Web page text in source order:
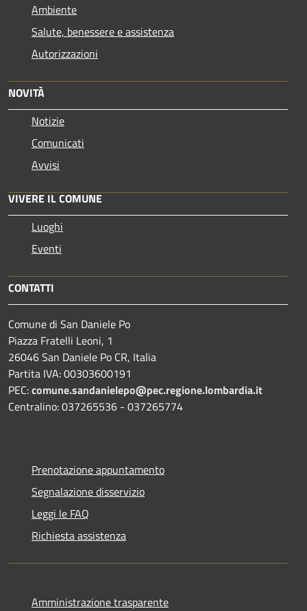
Ambiente
Salute, benessere e assistenza
Autorizzazioni
NOVITÀ
Notizie
Comunicati
Avvisi
VIVERE IL COMUNE
Luoghi
Eventi
CONTATTI
Comune di San Daniele Po
Piazza Fratelli Leoni, 1
26046 San Daniele Po CR, Italia
Partita IVA: 00303600191
PEC:comune.sandanielepo@pec.regione.lombardia.it
Centralino: 037265536 - 037265774
Prenotazione appuntamento
Segnalazione disservizio
Leggi le FAQ
Richiesta assistenza
Amministrazione trasparente